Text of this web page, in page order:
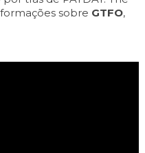
sobre GTFO,